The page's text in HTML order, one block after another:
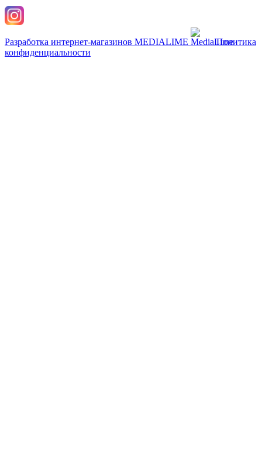
Разработка интернет-магазинов MEDIALIME
Политика
конфиденциальности